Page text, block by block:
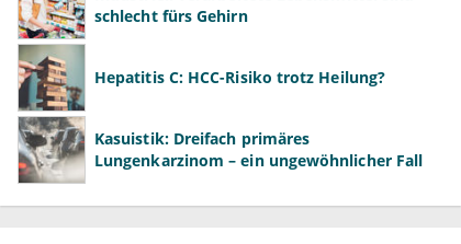
schlecht fürs Gehirn
Hepatitis C: HCC-Risiko trotz Heilung?
Kasuistik: Dreifach primäres
Lungenkarzinom – ein ungewöhnlicher Fall